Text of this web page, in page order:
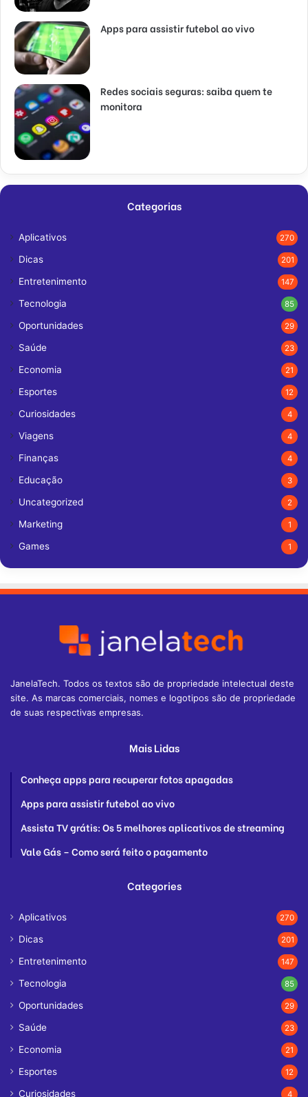
Apps para assistir futebol ao vivo
Redes sociais seguras: saiba quem te
monitora
Categorias
Aplicativos 270
Dicas 201
Entretenimento 147
Tecnologia 85
Oportunidades 29
Saúde 23
Economia 21
Esportes 12
Curiosidades 4
Viagens 4
Finanças 4
Educação 3
Uncategorized 2
Marketing 1
Games 1
JanelaTech. Todos os textos são de propriedade intelectual deste
site. As marcas comerciais, nomes e logotipos são de propriedade
de suas respectivas empresas.
Mais Lidas
Conheça apps para recuperar fotos apagadas
Apps para assistir futebol ao vivo
Assista TV grátis: Os 5 melhores aplicativos de streaming
Vale Gás – Como será feito o pagamento
Categories
Aplicativos 270
Dicas 201
Entretenimento 147
Tecnologia 85
Oportunidades 29
Saúde 23
Economia 21
Esportes 12
Curiosidades 4